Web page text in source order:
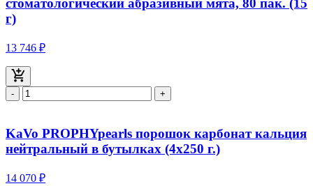
стоматологический абразивный мята, 80 пак. (15
г)
13 746 ₽
- +
KaVo PROPHYpearls порошок карбонат кальция
нейтральный в бутылках (4x250 г.)
14 070 ₽